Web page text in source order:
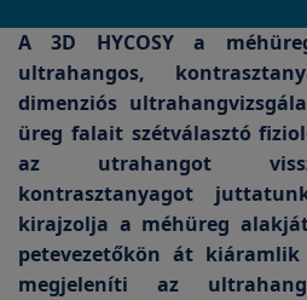
A 3D HYCOSY a
ultrahangos,
dimenziós
üreg falait szétválasztó
az utrahangot
kontrasztanyagot
kirajzolja a méhüreg
petevezetőkön át
megjeleníti az